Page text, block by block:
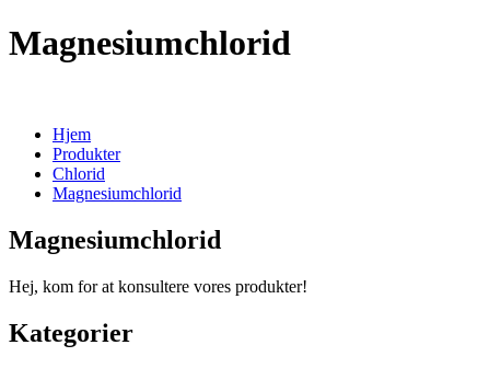
Magnesiumchlorid
Hjem
Produkter
Chlorid
Magnesiumchlorid
Magnesiumchlorid
Hej, kom for at konsultere vores produkter!
Kategorier